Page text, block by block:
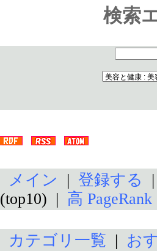
検索
メイン | 登録する
(top10) | 高
カテゴリ一覧 | お